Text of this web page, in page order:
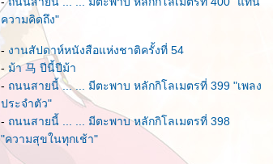
ความคิดถึง"
- งานสัปดาห์หนังสือแห่งชาติครั้งที่ 54
- ม้า 马 ปีนี้ปีม้า
- ถนนสายนี้ ... ... มีตะพาบ หลักกิโลเมตรที่ 399 "เพลง
ประจำตัว"
- ถนนสายนี้ ... ... มีตะพาบ หลักกิโลเมตรที่ 398
"ความสุขในทุกเช้า"